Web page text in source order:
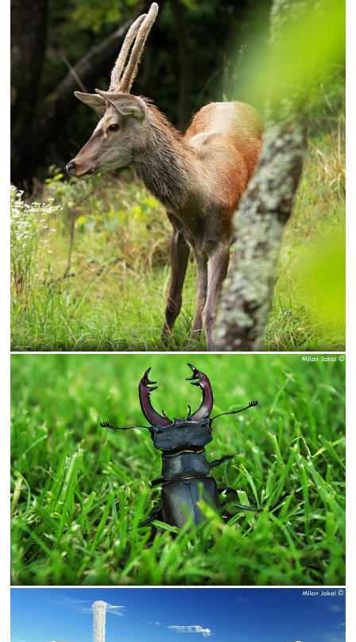
les leto merula Modlivka Noc
nosorožtek odraz okáň oko
Osvetlenie pávieoko pleso roháč Rybári
Salamandra sliepky srna srnec
Štiavnica Štrbské strom Sýkorka Tatry
turdus vajíčka veverička Vtáčnik žlna
zrkadlie